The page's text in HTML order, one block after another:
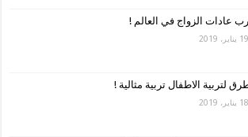
عادات الزواج في العالم !
19 يناير، 2019
18 يناير، 2019